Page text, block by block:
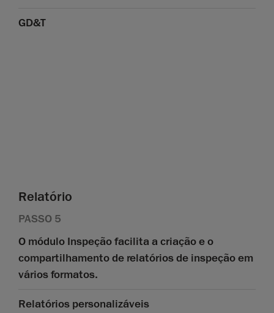
GD&T
Relatório
PASSO 5
O módulo Inspeção facilita a criação e o
compartilhamento de relatórios de inspeção em
vários formatos.
Relatórios personalizáveis